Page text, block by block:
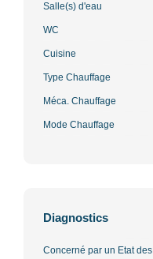
Salle(s) d'eau
WC
Cuisine
Type Chauffage
Méca. Chauffage
Mode Chauffage
Diagnostics
Concerné par un Etat des